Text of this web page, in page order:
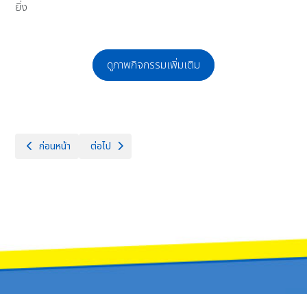
ยิ่ง
ดูภาพกิจกรรมเพิ่มเติม
เนื้อหาก่อนหน้า: พิธีทำบุญตักบาตร ถวายพระราชกุศล และพิธีวางพวงมาล
ก่อนหน้า เนื้อหาถัดไป: English for Further Inspiration วันที่ 2-
ต่อไป